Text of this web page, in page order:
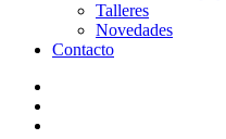
Talleres
Novedades
Contacto